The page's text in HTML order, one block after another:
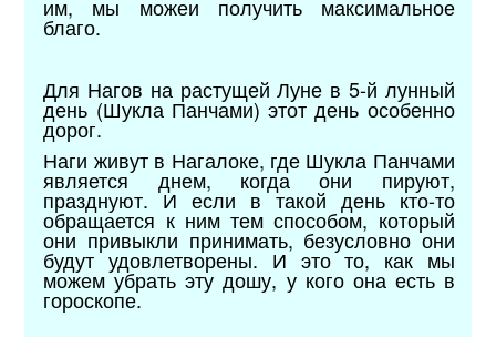
им, мы можеи получить максимальное
благо.
Для Нагов на растущей Луне в 5-й лунный
день (Шукла Панчами) этот день особенно
дорог.
Наги живут в Нагалоке, где Шукла Панчами
является днем, когда они пируют,
празднуют. И если в такой день кто-то
обращается к ним тем способом, который
они привыкли принимать, безусловно они
будут удовлетворены. И это то, как мы
можем убрать эту дошу, у кого она есть в
гороскопе.